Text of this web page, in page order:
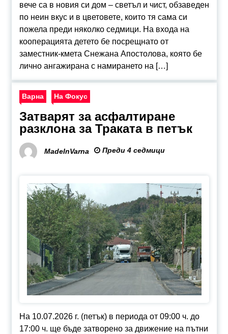
вече са в новия си дом – светъл и чист, обзаведен
по неин вкус и в цветовете, които тя сама си
пожела преди няколко седмици. На входа на
кооперацията детето бе посрещнато от
заместник-кмета Снежана Апостолова, която бе
лично ангажирана с намирането на […]
Варна На Фокус
Затварят за асфалтиране
разклона за Траката в петък
MadeInVarna Преди 4 седмици
На 10.07.2026 г. (петък) в периода от 09:00 ч. до
17:00 ч. ще бъде затворено за движение на пътни